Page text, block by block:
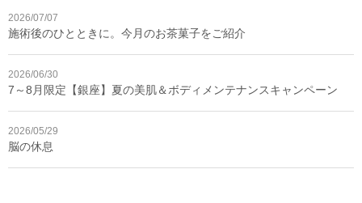
2026/07/07
施術後のひとときに。今月のお茶菓子をご紹介
2026/06/30
7～8月限定【銀座】夏の美肌＆ボディメンテナンスキャンペーン
2026/05/29
脳の休息